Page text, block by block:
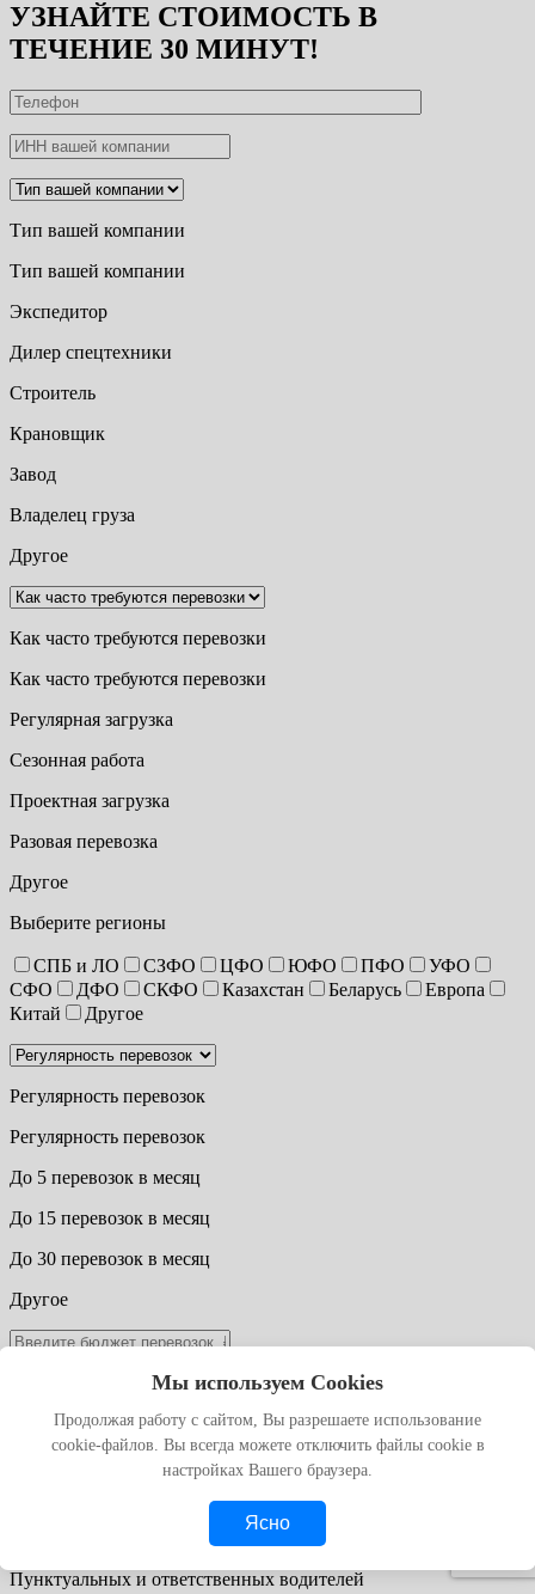
УЗНАЙТЕ СТОИМОСТЬ В
ТЕЧЕНИЕ 30 МИНУТ!
Тип вашей компании
Тип вашей компании
Экспедитор
Дилер спецтехники
Строитель
Крановщик
Завод
Владелец груза
Другое
Как часто требуются перевозки
Как часто требуются перевозки
Регулярная загрузка
Сезонная работа
Проектная загрузка
Разовая перевозка
Другое
Выберите регионы
СПБ и ЛО СЗФО ЦФО ЮФО ПФО
УФО
СФО
ДФО СКФО Казахстан Беларусь
Европа
Китай
Другое
Регулярность перевозок
Регулярность перевозок
До 5 перевозок в месяц
До 15 перевозок в месяц
До 30 перевозок в месяц
Другое
обработкой персональных данных
получить расчёт
С нами вы получите:
Выполнение договорённостей
Пунктуальных и ответственных водителей
Мы используем Cookies
Продолжая работу с сайтом, Вы разрешаете использование
cookie-файлов. Вы всегда можете отключить файлы cookie в
настройках Вашего браузера.
Ясно